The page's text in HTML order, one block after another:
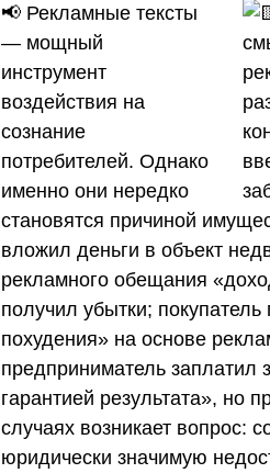
📢 Рекламные тексты
— мощный
инструмент
воздействия на
сознание
потребителей. Однако
именно они нередко
становятся причиной
вложил деньги в объект
рекламного обещания
получил убытки;
похудения» на основе
предприниматель заплатил
гарантией результата», но
случаях возникает вопрос:
юридически значимую